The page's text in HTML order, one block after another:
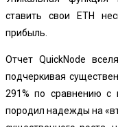
ставить свои ETH
прибыль.
Отчет QuickNode
подчеркивая
291% по сравнению с
породил надежды на